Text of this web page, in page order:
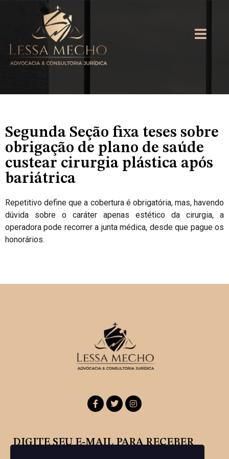
Segunda Seção fixa teses sobre
obrigação de plano de saúde
custear cirurgia plástica após
bariátrica
Repetitivo define que a cobertura é obrigatória, mas, havendo
dúvida sobre o caráter apenas estético da cirurgia, a
operadora pode recorrer a junta médica, desde que pague os
honorários.
DIGITE SEU E-MAIL PARA RECEBER